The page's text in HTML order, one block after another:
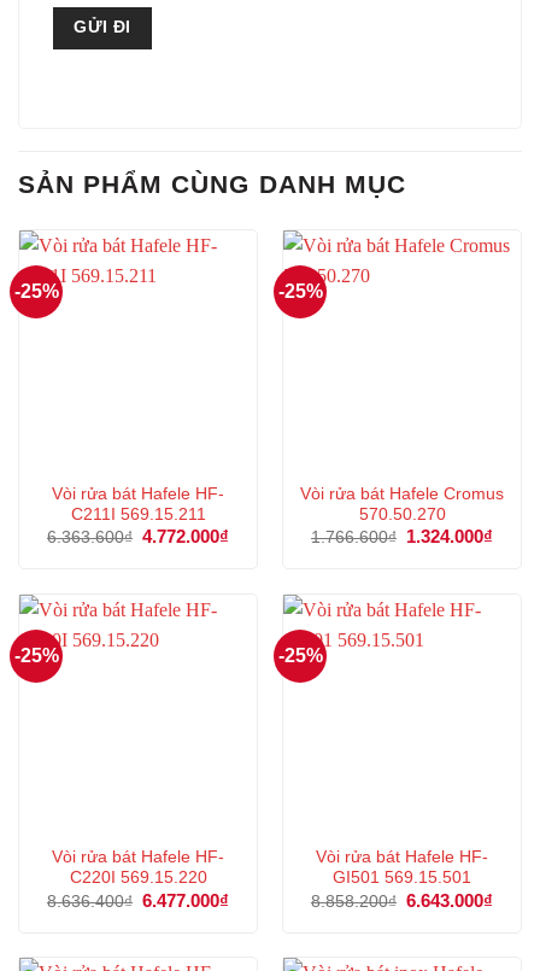
SẢN PHẨM CÙNG DANH MỤC
-25%
Vòi rửa bát Hafele HF-
C211I 569.15.211
6.363.600₫ Giá
4.772.000₫
4.772.000₫.
-25%
Vòi rửa bát Hafele Cromus
570.50.270
1.766.600₫
Giá
1.324.000₫
-25%
Vòi rửa bát Hafele HF-
C220I 569.15.220
8.636.400₫ Giá
6.477.000₫
6.477.000₫.
-25%
Vòi rửa bát Hafele HF-
GI501 569.15.501
8.858.200₫ Giá
6.643.000₫